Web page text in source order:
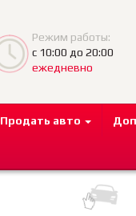
Режим работы:
с 10:00 до 20:00
ежедневно
Продать авто